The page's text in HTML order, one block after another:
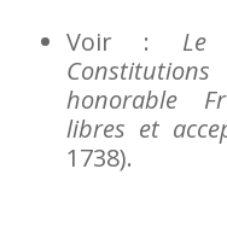
Voir : Le
honorable
libres et
1738).